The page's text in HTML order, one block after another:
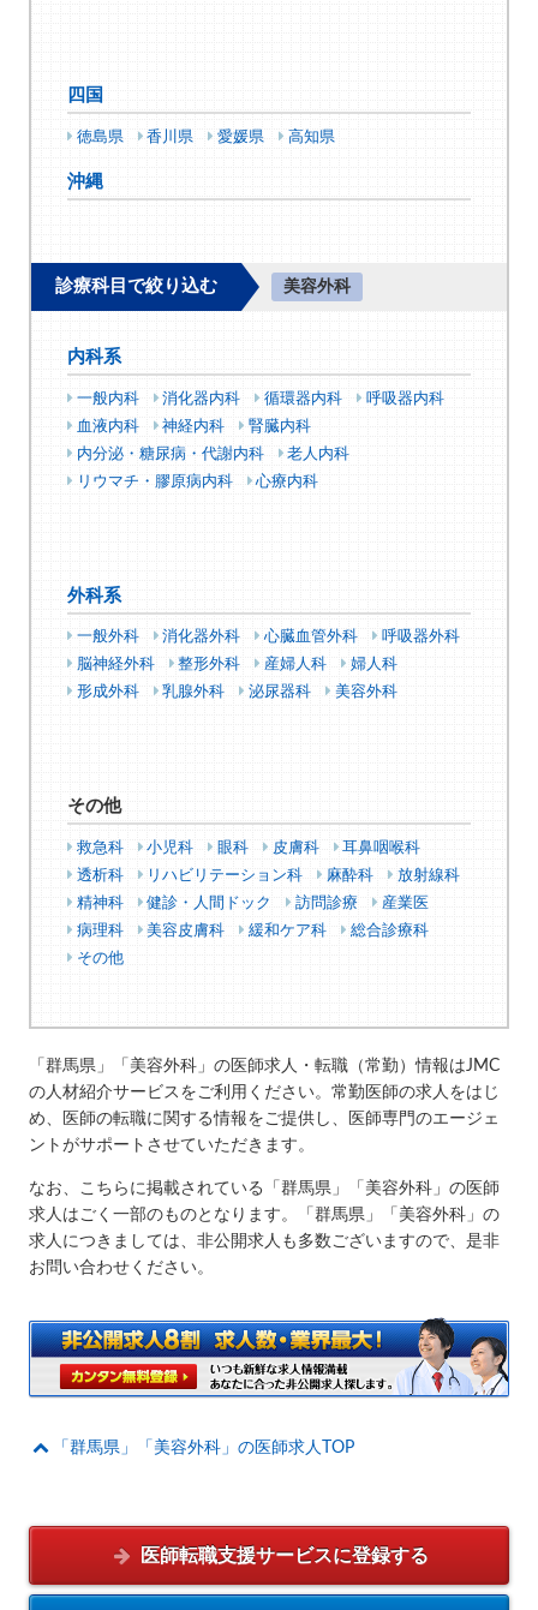
四国
徳島県 香川県 愛媛県 高知県
沖縄
診療科目で絞り込む 美容外科
内科系
一般内科 消化器内科 循環器内科
呼吸器内科
血液内科
神経内科
腎臓内科
内分泌・糖尿病・代謝内科
老人内科
リウマチ・膠原病内科
心療内科
外科系
一般外科 消化器外科 心臓血管外科
呼吸器外科
脳神経外科
整形外科 産婦人科
婦人科
形成外科
乳腺外科 泌尿器科 美容外科
その他
救急科 小児科 眼科 皮膚科
耳鼻咽喉科
透析科
リハビリテーション科 麻酔科
放射線科
精神科
健診・人間ドック 訪問診療
産業医
病理科
美容皮膚科 緩和ケア科
総合診療科
その他
「群馬県」「美容外科」の医師求人・転職（常勤）情報はJMC
の人材紹介サービスをご利用ください。常勤医師の求人をはじ
め、医師の転職に関する情報をご提供し、医師専門のエージェ
ントがサポートさせていただきます。
なお、こちらに掲載されている「群馬県」「美容外科」の医師
求人はごく一部のものとなります。「群馬県」「美容外科」の
求人につきましては、非公開求人も多数ございますので、是非
お問い合わせください。
「群馬県」「美容外科」の医師求人TOP
医師転職支援サービスに登録する